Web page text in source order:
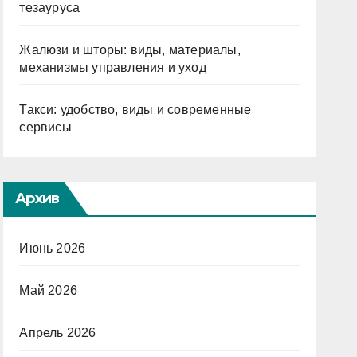
тезауруса
Жалюзи и шторы: виды, материалы,
механизмы управления и уход
Такси: удобство, виды и современные
сервисы
Архив
Июнь 2026
Май 2026
Апрель 2026